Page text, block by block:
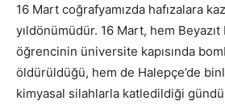
16 Mart coğrafyamızda hafızalara
yıldönümüdür. 16 Mart, hem Beyazıt
öğrencinin üniversite kapısında
öldürüldüğü, hem de Halepçe’de
kimyasal silahlarla katledildiği